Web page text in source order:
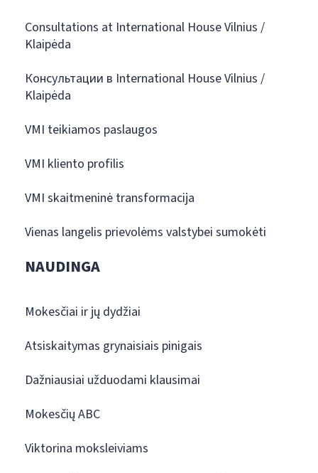
Consultations at International House Vilnius /
Klaipėda
Консультации в International House Vilnius /
Klaipėda
VMI teikiamos paslaugos
VMI kliento profilis
VMI skaitmeninė transformacija
Vienas langelis prievolėms valstybei sumokėti
NAUDINGA
Mokesčiai ir jų dydžiai
Atsiskaitymas grynaisiais pinigais
Dažniausiai užduodami klausimai
Mokesčių ABC
Viktorina moksleiviams